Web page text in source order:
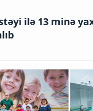
ilə 13 minə